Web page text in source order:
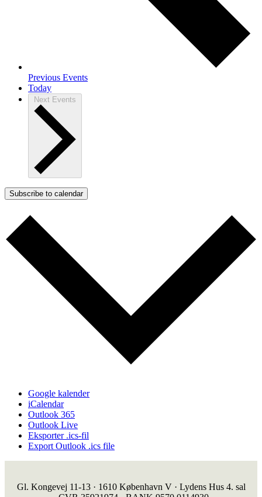
Previous Events
Today
Next Events
Subscribe to calendar
Google kalender
iCalendar
Outlook 365
Outlook Live
Eksporter .ics-fil
Export Outlook .ics file
Gl. Kongevej 11-13 · 1610 København V · Lydens Hus 4. sal